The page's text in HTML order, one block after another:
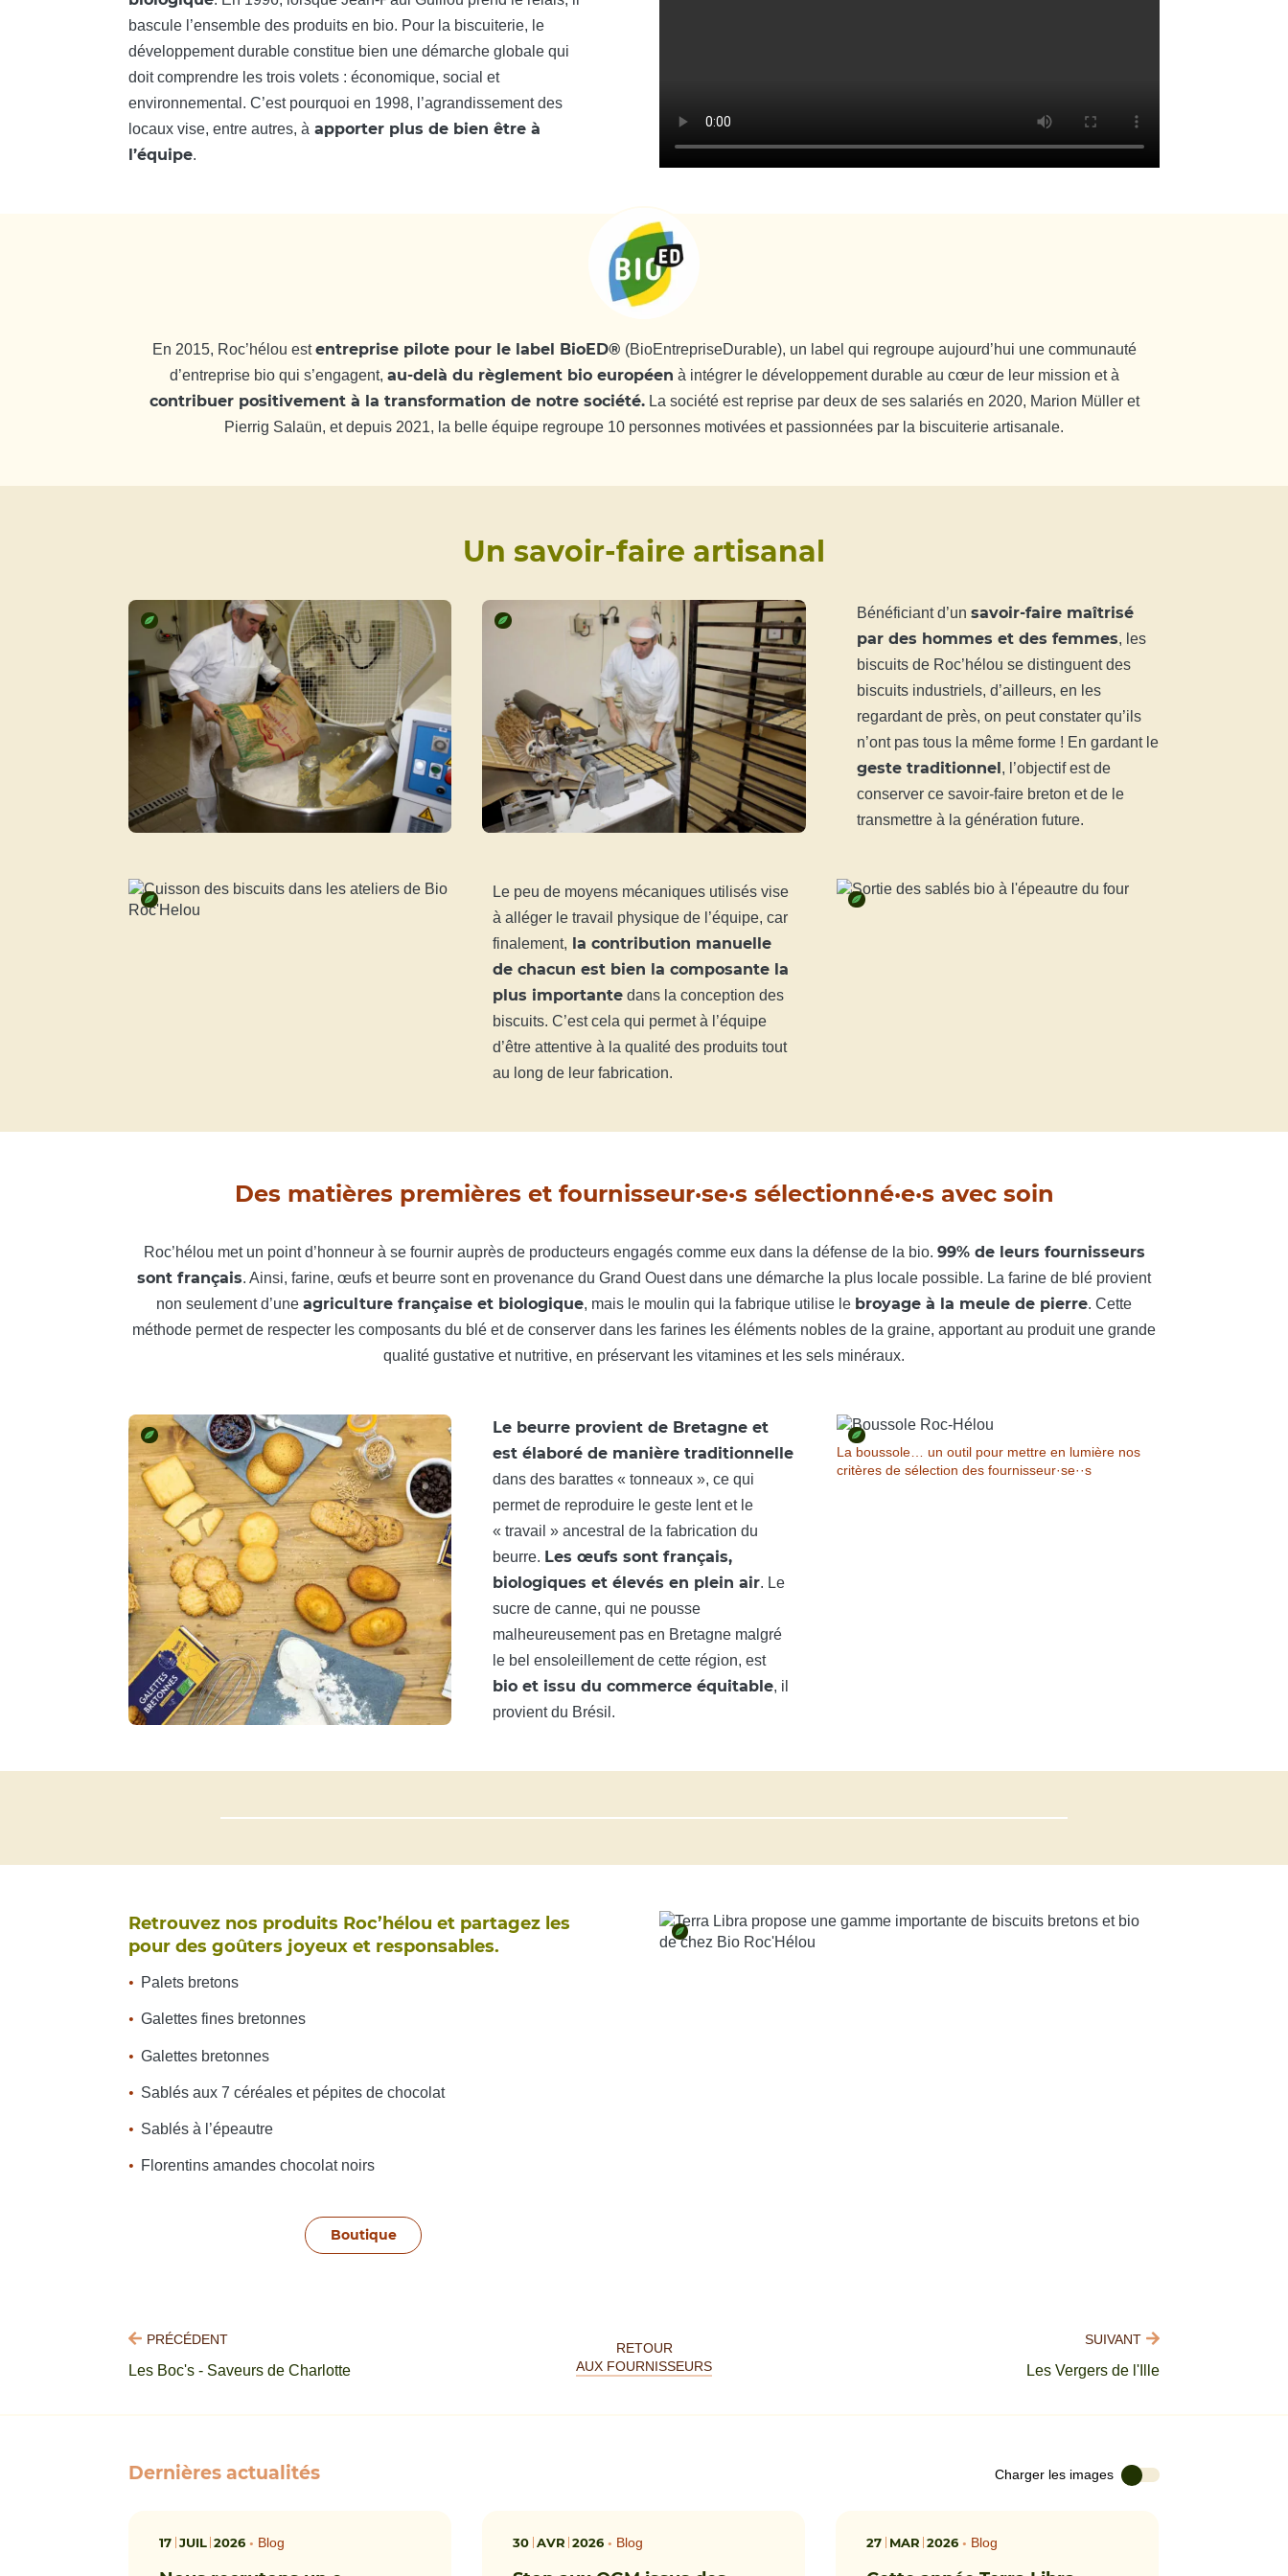
bascule l’ensemble des produits en bio. Pour la biscuiterie, le
développement durable constitue bien une démarche globale qui
doit comprendre les trois volets : économique, social et
environnemental. C’est pourquoi en 1998, l’agrandissement des
locaux vise, entre autres, à apporter plus de bien être à
l’équipe.
En 2015, Roc’hélou estentreprise pilote pour le label BioED® (BioEntrepriseDurable), un label qui regroupe aujourd’hui une communauté
d’entreprise bio qui s’engagent, au-delà du règlement bio européen à intégrer le développement durable au cœur de leur mission et à
contribuer positivement à la transformation de notre société.La société est reprise par deux de ses salariés en 2020, Marion Müller et
Pierrig Salaün, et depuis 2021, la belle équipe regroupe 10 personnes motivées et passionnées par la biscuiterie artisanale.
Un savoir-faire artisanal
Bénéficiant d’un savoir-faire maîtrisé
par des hommes et des femmes, les
biscuits de Roc’hélou se distinguent des
biscuits industriels, d’ailleurs, en les
regardant de près, on peut constater qu’ils
n’ont pas tous la même forme ! En gardant le
geste traditionnel, l’objectif est de
conserver ce savoir-faire breton et de le
transmettre à la génération future.
Le peu de moyens mécaniques utilisés vise
à alléger le travail physique de l’équipe, car
finalement, la contribution manuelle
de chacun est bien la composante la
plus importante dans la conception des
biscuits. C’est cela qui permet à l’équipe
d’être attentive à la qualité des produits tout
au long de leur fabrication.
Des matières premières et fournisseur·se·s sélectionné·e·s avec soin
Roc’hélou met un point d’honneur à se fournir auprès de producteurs engagés comme eux dans la défense de la bio. 99% de leurs fournisseurs
sont français. Ainsi, farine, œufs et beurre sont en provenance du Grand Ouest dans une démarche la plus locale possible. La farine de blé provient
non seulement d’une agriculture française et biologique, mais le moulin qui la fabrique utilise le broyage à la meule de pierre. Cette
méthode permet de respecter les composants du blé et de conserver dans les farines les éléments nobles de la graine, apportant au produit une grande
qualité gustative et nutritive, en préservant les vitamines et les sels minéraux.
Le beurre provient de Bretagne et
est élaboré de manière traditionnelle
dans des barattes « tonneaux », ce qui
permet de reproduire le geste lent et le
« travail » ancestral de la fabrication du
beurre. Les œufs sont français,
biologiques et élevés en plein air. Le
sucre de canne, qui ne pousse
malheureusement pas en Bretagne malgré
le bel ensoleillement de cette région, est
bio et issu du commerce équitable, il
provient du Brésil.
La boussole… un outil pour mettre en lumière nos
critères de sélection des fournisseur·se··s
Retrouvez nos produits Roc’hélou et partagez les
pour des goûters joyeux et responsables.
Palets bretons
Galettes fines bretonnes
Galettes bretonnes
Sablés aux 7 céréales et pépites de chocolat
Sablés à l’épeautre
Florentins amandes chocolat noirs
Boutique
PRÉCÉDENT
Les Boc's - Saveurs de Charlotte
RETOUR
AUX FOURNISSEURS
SUIVANT
Les Vergers de l'Ille
Dernières actualités Charger les images
17 JUIL 2026 • Blog 30 AVR 2026 • Blog 27 MAR 2026 • Blog